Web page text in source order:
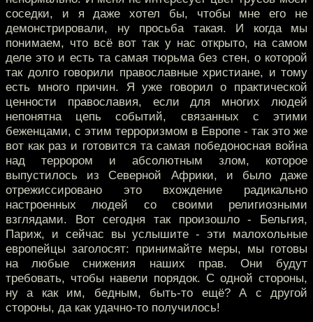
соседки, и я даже хотел бы, чтобы мне его не
демонстрировали, ну просьба такая. И когда мы
понимаем, что всё вот так у нас открыто, на самом
деле это и есть та самая тюрьма без стен, о которой
так долго говорили православные христиане, и тому
есть много причин. Я уже говорил о практической
ценности православия, если для многих людей
непонятна цепь событий, связанных с этими
беженцами, с этим терроризмом в Европе - так это же
вот как раз и готовится та самая победоносная война
над террором и абсолютным злом, которое
выпустилось из Северной Африки, и было даже
отрежиссировано это вхождение радикально
настроенных людей со своими религиозными
взглядами. Вот сегодня так произошло - Бельгия,
Париж, и сейчас вы услышите - эти малохольные
европейцы заголосят: принимайте меры, мы готовы
на любые снижения наших прав. Они будут
требовать, чтобы навели порядок. С одной стороны,
ну а как им, бедным, быть-то ещё? А с другой
стороны, да как удачно-то получилось!